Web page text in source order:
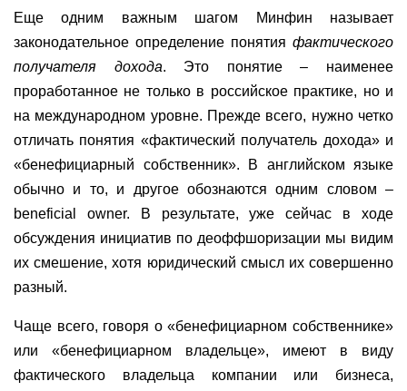
Еще одним важным шагом Минфин называет
законодательное определение понятия фактического
получателя дохода. Это понятие – наименее
проработанное не только в российское практике, но и
на международном уровне. Прежде всего, нужно четко
отличать понятия «фактический получатель дохода» и
«бенефициарный собственник». В английском языке
обычно и то, и другое обознаются одним словом –
beneficial owner. В результате, уже сейчас в ходе
обсуждения инициатив по деоффшоризации мы видим
их смешение, хотя юридический смысл их совершенно
разный.
Чаще всего, говоря о «бенефициарном собственнике»
или «бенефициарном владельце», имеют в виду
фактического владельца компании или бизнеса,